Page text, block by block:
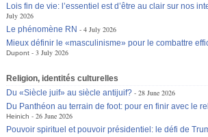
Lois fin de vie: l’essentiel est d’être au clair sur nos
July 2026
Le phénomène RN
4 July 2026
Mieux définir le «masculinisme» pour le combattre
Dupont
3 July 2026
Religion, identités culturelles
Du «Siècle juif» au siècle antijuif?
28 June 2026
Du Panthéon au terrain de foot: pour en finir avec le
Heinich
26 June 2026
Pouvoir spirituel et pouvoir présidentiel: le défi de